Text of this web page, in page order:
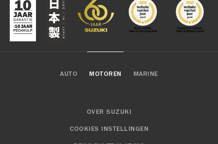
AUTO MOTOREN MARINE
OVER SUZUKI
COOKIES INSTELLINGEN